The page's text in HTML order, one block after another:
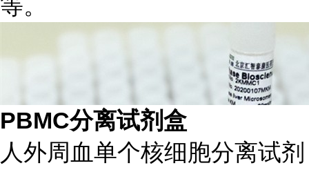
等。
PBMC分离试剂盒
人外周血单个核细胞分离试剂